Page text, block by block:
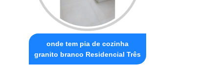
onde tem pia de cozinha
granito branco Residencial Três